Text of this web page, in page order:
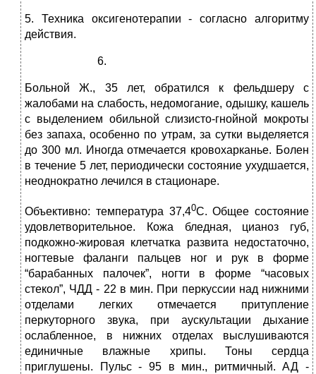
5. Техника оксигенотерапии ‑ согласно алгоритму
действия.
Больной Ж., 35 лет, обратился к фельдшеру с
жалобами на слабость, недомогание, одышку, кашель
с выделением обильной слизисто-гнойной мокроты
без запаха, особенно по утрам, за сутки выделяется
до 300 мл. Иногда отмечается кровохарканье. Болен
в течение 5 лет, периодически состояние ухудшается,
неоднократно лечился в стационаре.
Объективно: температура 37,40С. Общее состояние
удовлетворительное. Кожа бледная, цианоз губ,
подкожно-жировая клетчатка развита недостаточно,
ногтевые фаланги пальцев ног и рук в форме
“барабанных палочек”, ногти в форме “часовых
стекол”, ЧДД - 22 в мин. При перкуссии над нижними
отделами легких отмечается притупление
перкуторного звука, при аускультации дыхание
ослабленное, в нижних отделах выслушиваются
единичные влажные хрипы. Тоны сердца
приглушены. Пульс - 95 в мин., ритмичный. АД -